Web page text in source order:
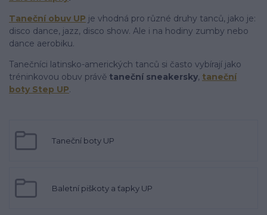
Taneční obuv UP je vhodná pro různé druhy tanců, jako je:
disco dance, jazz, disco show. Ale i na hodiny zumby nebo
dance aerobiku.
Tanečníci latinsko-amerických tanců si často vybírají jako
tréninkovou obuv právě taneční sneakersky, taneční
boty Step UP.
Taneční boty UP
Baletní piškoty a ťapky UP